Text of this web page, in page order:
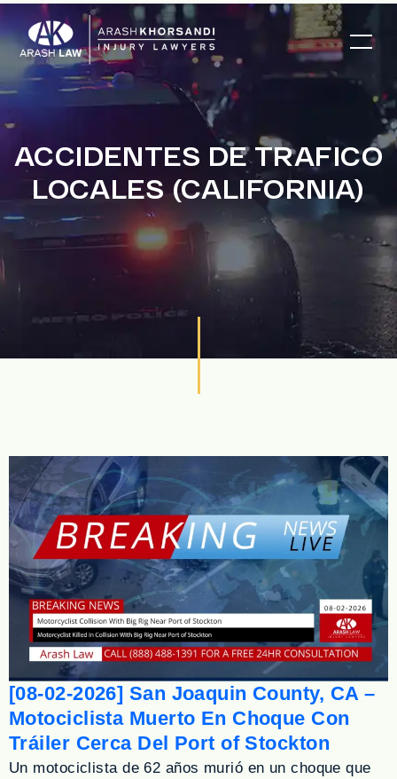
ACCIDENTES DE TRAFICO
LOCALES (CALIFORNIA)
[08-02-2026] San Joaquin County, CA –
Motociclista Muerto En Choque Con
Tráiler Cerca Del Port of Stockton
Un motociclista de 62 años murió en un choque que